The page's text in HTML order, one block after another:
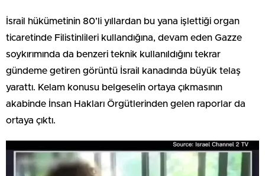
İsrail hükümetinin 80’li yıllardan bu yana işlettiği organ
ticaretinde Filistinlileri kullandığına, devam eden Gazze
soykırımında da benzeri teknik kullanıldığını tekrar
gündeme getiren görüntü İsrail kanadında büyük telaş
yarattı. Kelam konusu belgeselin ortaya çıkmasının
akabinde İnsan Hakları Örgütlerinden gelen raporlar da
ortaya çıktı.